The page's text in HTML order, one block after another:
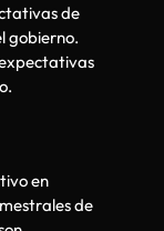
de
gobierno.
en
de